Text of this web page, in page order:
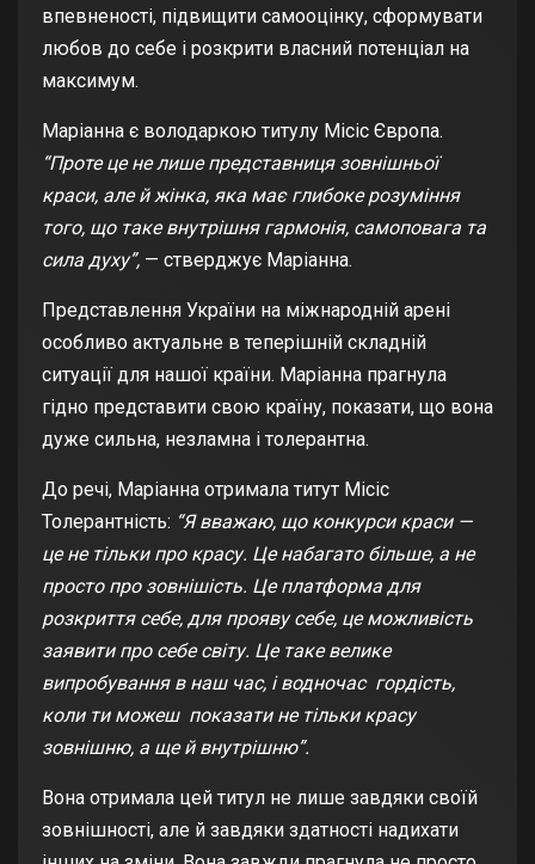
впевненості, підвищити самооцінку, сформувати
любов до себе і розкрити власний потенціал на
максимум.
Маріанна є володаркою титулу Місіс Європа.
“Проте це не лише представниця зовнішньої
краси, але й жінка, яка має глибоке розуміння
того, що таке внутрішня гармонія, самоповага та
сила духу”, — стверджує Маріанна.
Представлення України на міжнародній арені
особливо актуальне в теперішній складній
ситуації для нашої країни. Маріанна прагнула
гідно представити свою країну, показати, що вона
дуже сильна, незламна і толерантна.
До речі, Маріанна отримала титут Місіс
Толерантність: “Я вважаю, що конкурси краси —
це не тільки про красу. Це набагато більше, а не
просто про зовнішість. Це платформа для
розкриття себе, для прояву себе, це можливість
заявити про себе світу. Це таке велике
випробування в наш час, і водночас гордість,
коли ти можеш показати не тільки красу
зовнішню, а ще й внутрішню”.
Вона отримала цей титул не лише завдяки своїй
зовнішності, але й завдяки здатності надихати